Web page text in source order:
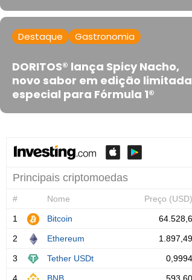
Destaque Gastronomia
DORITOS® lança Spicy Nacho,
novo sabor em edição limitada
especial para Fórmula 1®